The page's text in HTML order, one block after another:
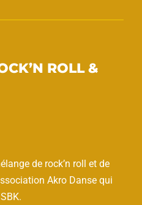
ROLL &
de rock’n roll et de
Akro Danse qui